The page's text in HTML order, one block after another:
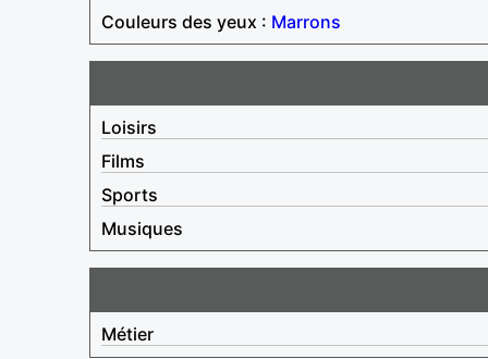
Couleurs des yeux : Marrons
Loisirs
Films
Sports
Musiques
Métier